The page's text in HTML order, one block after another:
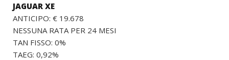
JAGUAR XE
ANTICIPO: € 19.678
NESSUNA RATA PER 24 MESI
TAN FISSO: 0%
TAEG: 0,92%